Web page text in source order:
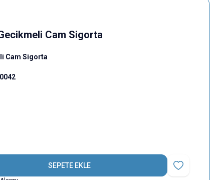
Cam Sigorta
Cam Sigorta
SEPETE EKLE
Favoriye Ekle